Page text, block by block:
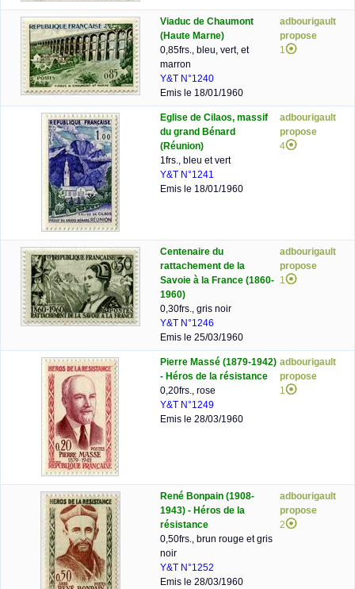
Viaduc de Chaumont
(Haute Marne)
0,85frs., bleu, vert, et
marron
Y&T N°1240
Emis le 18/01/1960
adbourigault
propose
1
Eglise de Cilaos, massif
du grand Bénard
(Réunion)
1frs., bleu et vert
Y&T N°1241
Emis le 18/01/1960
adbourigault
propose
4
Centenaire du
rattachement de la
Savoie à la France (1860-
1960)
0,30frs., gris noir
Y&T N°1246
Emis le 25/03/1960
adbourigault
propose
1
Pierre Massé (1879-1942)
- Héros de la résistance
0,20frs., rose
Y&T N°1249
Emis le 28/03/1960
adbourigault
propose
1
René Bonpain (1908-
1943) - Héros de la
résistance
0,50frs., brun rouge et gris
noir
Y&T N°1252
Emis le 28/03/1960
adbourigault
propose
2